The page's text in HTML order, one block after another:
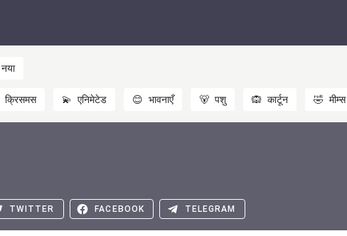
नया
क्रिसमस 💫 एनिमेटेड 😊 भावनाएँ 🐻 पशु 🙉 कार्टून 🤣 मीम्स
TWITTER FACEBOOK TELEGRAM